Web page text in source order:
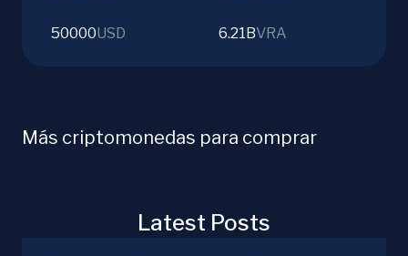
50000USD 6.21BVRA
Más criptomonedas para comprar
Latest Posts